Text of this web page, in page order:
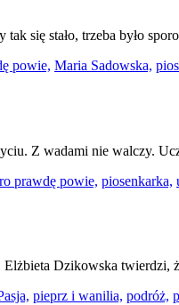
się stało, trzeba było
powie, Maria Sadowska,
Z wadami nie walczy.
prawdę powie, piosenkarka,
Dzikowska twierdzi,
pieprz i wanilia, podróż,